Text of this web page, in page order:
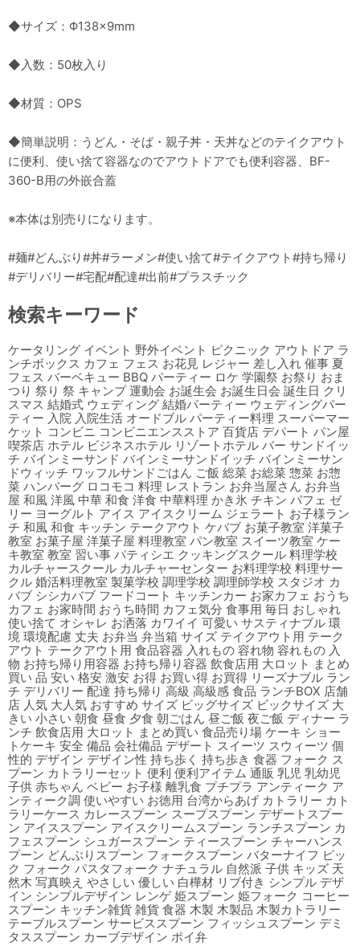
◆サイズ：Φ138×9mm
◆入数：50枚入り
◆材質：OPS
◆簡単説明：うどん・そば・親子丼・天丼などのテイクアウト
に便利、使い捨て容器なのでアウトドアでも便利容器、BF-
360-B用の外嵌合蓋
※本体は別売りになります。
#麺#どんぶり#丼#ラーメン#使い捨て#テイクアウト#持ち帰り
#デリバリー#宅配#配達#出前#プラスチック
検索キーワード
ケータリング イベント 野外イベント ピクニック アウトドア ラ
ンチボックス カフェ フェス お花見 レジャー 差し入れ 催事 夏
フェス バーベキュー BBQ パーティー ロケ 学園祭 お祭り おま
つり 祭り 祭 キャンプ 運動会 お誕生会 お誕生日会 誕生日 クリ
スマス 結婚式 ウェディング 結婚パーティー ウェディングパー
ティー 入院 入院生活 オードブル パーティー料理 スーパーマー
ケット コンビニ コンビニエンスストア 百貨店 デパート パン屋
喫茶店 ホテル ビジネスホテル リゾートホテル バー サンドイッ
チ バインミーサンド バインミーサンドイッチ バインミーサン
ドウィッチ ワッフルサンドごはん ご飯 総菜 お総菜 惣菜 お惣
菜 ハンバーグ ロコモコ 料理 レストラン お弁当屋さん お弁当
屋 和風 洋風 中華 和食 洋食 中華料理 かき氷 チキン パフェ ゼ
リー ヨーグルト アイス アイスクリーム ジェラート お子様ラン
チ 和風 和食 キッチン テークアウト ケバブ お菓子教室 洋菓子
教室 お菓子屋 洋菓子屋 料理教室 パン教室 スイーツ教室 ケー
キ教室 教室 習い事 パティシエ クッキングスクール 料理学校
カルチャースクール カルチャーセンター お料理学校 料理サー
クル 婚活料理教室 製菓学校 調理学校 調理師学校 スタジオ カ
バブ シシカバブ フードコート キッチンカー お家カフェ おうち
カフェ お家時間 おうち時間 カフェ気分 食事用 毎日 おしゃれ
使い捨て オシャレ お洒落 カワイイ 可愛い サスティナブル 環
境 環境配慮 丈夫 お弁当 弁当箱 サイズ テイクアウト用 テーク
アウト テークアウト用 食品容器 入れもの 容れ物 容れもの 入
物 お持ち帰り用容器 お持ち帰り容器 飲食店用 大ロット まとめ
買い 品 安い 格安 激安 お得 お買い得 お買得 リーズナブル ラン
チ デリバリー 配達 持ち帰り 高級 高級感 食品 ランチBOX 店舗
店 人気 大人気 おすすめ サイズ ビッグサイズ ビックサイズ 大
きい 小さい 朝食 昼食 夕食 朝ごはん 昼ご飯 夜ご飯 ディナー ラ
ンチ 飲食店用 大ロット まとめ買い 食品売り場 ケーキ ショー
トケーキ 安全 備品 会社備品 デザート スイーツ スウィーツ 個
性的 デザイン デザイン性 持ち歩く 持ち歩き 食器 フォーク ス
プーン カトラリーセット 便利 便利アイテム 通販 乳児 乳幼児
子供 赤ちゃん ベビー お子様 離乳食 プチプラ アンティーク ア
ンティーク調 使いやすい お徳用 台湾からあげ カトラリー カト
ラリーケース カレースプーン スープスプーン デザートスプー
ン アイススプーン アイスクリームスプーン ランチスプーン カ
フェスプーン シュガースプーン ティースプーン チャーハンス
プーン どんぶりスプーン フォークスプーン バターナイフ ピッ
ク フォーク パスタフォーク ナチュラル 自然派 子供 キッズ 天
然木 写真映え やさしい 優しい 白樺材 リブ付き シンプル デザ
イン シンプルデザイン レンゲ 姫スプーン 姫フォーク コーヒー
スプーン キッチン雑貨 雑貨 食器 木製 木製品 木製カトラリー
テーブルスプーン サービススプーン フィッシュスプーン デミ
タススプーン カーブデザイン ポイ弁